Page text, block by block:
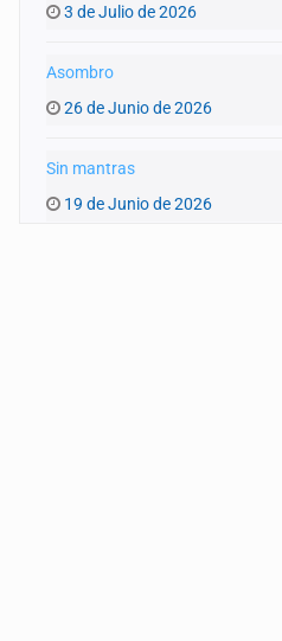
3 de Julio de 2026
Asombro
26 de Junio de 2026
Sin mantras
19 de Junio de 2026